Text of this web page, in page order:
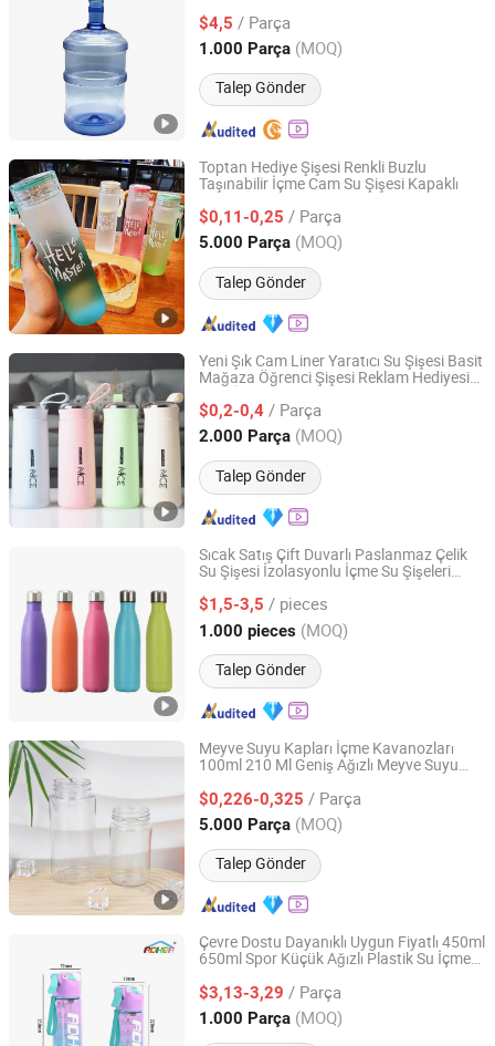
$4,5 / Parça
1.000 Parça (MOQ)
Talep Gönder
Guangdong, China Fiyat 2024
Toptan Hediye Şişesi Renkli Buzlu
Taşınabilir İçme Cam Su Şişesi Kapaklı
$0,11-0,25 / Parça
5.000 Parça (MOQ)
Talep Gönder
Xuzhou Huajing Glass Products Co., Ltd.
Jiangsu, China Fiyat 2015
Yeni Şık Cam Liner Yaratıcı Su Şişesi Basit
Mağaza Öğrenci Şişesi Reklam Hediyesi
$0,2-0,4 / Parça
2.000 Parça (MOQ)
Talep Gönder
Xuzhou Xulang Glass Manufacturing Company., Ltd
Jiangsu, China Fiyat 2019
Sıcak Satış Çift Duvarlı Paslanmaz Çelik
Su Şişesi İzolasyonlu İçme Su Şişeleri
$1,5-3,5 / pieces
1.000 pieces (MOQ)
Talep Gönder
Zhejiang Daian Commodity Co., Ltd.
Shanghai, China Fiyat 2007
Meyve Suyu Kapları İçme Kavanozları
100ml 210 Ml Geniş Ağızlı Meyve Suyu
$0,226-0,325 / Parça
5.000 Parça (MOQ)
Talep Gönder
Shenzhen Zhenghao Plastic & Mold Co., Ltd.
Guangdong, China Fiyat 2023
Çevre Dostu Dayanıklı Uygun Fiyatlı 450ml
650ml Spor Küçük Ağızlı Plastik Su İçme
$3,13-3,29 / Parça
1.000 Parça (MOQ)
Yangjiang Aohea Plastic Hardware Products Co., Ltd.
Guangdong, China Fiyat 2025